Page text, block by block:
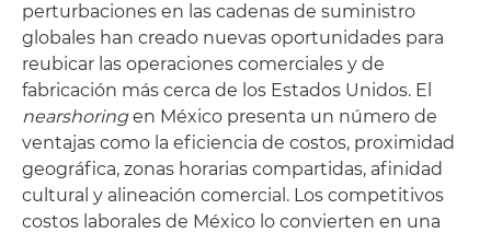
perturbaciones en las cadenas de suministro
globales han creado nuevas oportunidades para
reubicar las operaciones comerciales y de
fabricación más cerca de los Estados Unidos. El
nearshoringen México presenta un número de
ventajas como la eficiencia de costos, proximidad
geográfica, zonas horarias compartidas, afinidad
cultural y alineación comercial. Los competitivos
costos laborales de México lo convierten en una